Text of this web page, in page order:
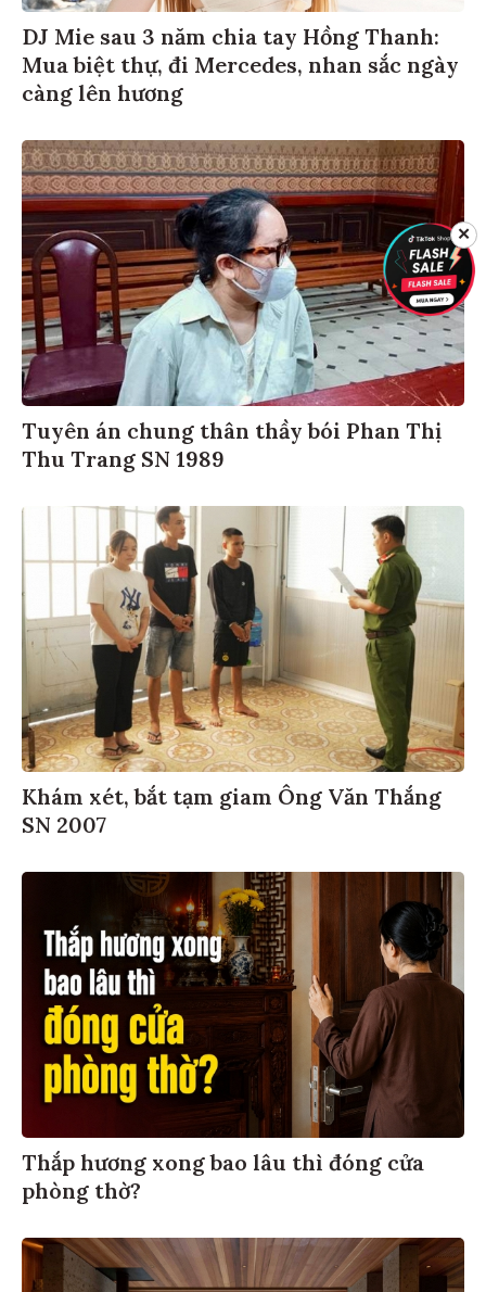
DJ Mie sau 3 năm chia tay Hồng Thanh:
Mua biệt thự, đi Mercedes, nhan sắc ngày
càng lên hương
Tuyên án chung thân thầy bói Phan Thị
Thu Trang SN 1989
Khám xét, bắt tạm giam Ông Văn Thắng
SN 2007
Thắp hương xong bao lâu thì đóng cửa
phòng thờ?
✕